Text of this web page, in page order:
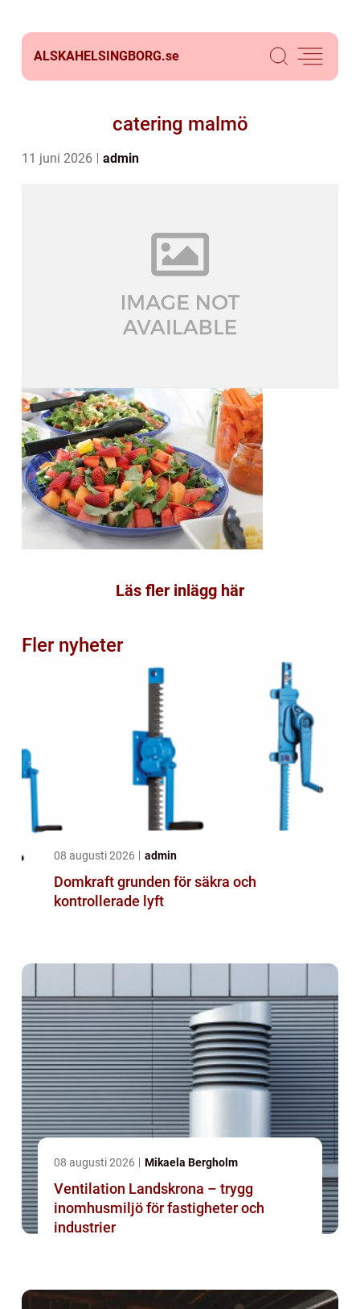
ALSKAHELSINGBORG.se
catering malmö
11 juni 2026 admin
Läs fler inlägg här
Fler nyheter
08 augusti 2026 admin
Domkraft grunden för säkra och
kontrollerade lyft
08 augusti 2026 Mikaela Bergholm
Ventilation Landskrona – trygg
inomhusmiljö för fastigheter och
industrier